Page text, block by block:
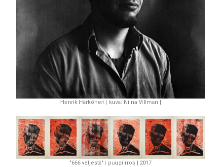
Henrik Härkönen | kuva: Niina Villman |
"666 veljestä" | puupiirros | 2017